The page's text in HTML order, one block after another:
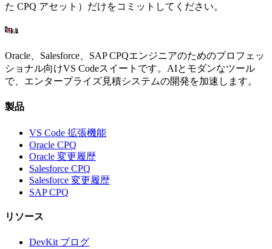
た CPQ アセット）だけをコミットしてください。
Oracle、Salesforce、SAP CPQエンジニアのためのプロフェッ
ショナル向けVS Codeスイートです。AIとモダンなツール
で、エンタープライズ見積システムの開発を加速します。
製品
VS Code 拡張機能
Oracle CPQ
Oracle 変更履歴
Salesforce CPQ
Salesforce 変更履歴
SAP CPQ
リソース
DevKit ブログ